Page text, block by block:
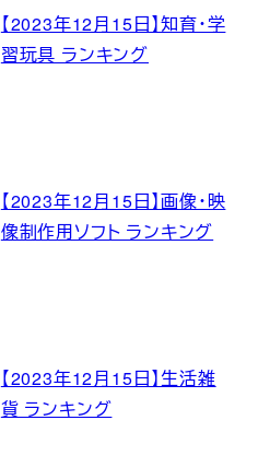
【2023年12月15日】知育・学
習玩具 ランキング
【2023年12月15日】画像・映
像制作用ソフト ランキング
【2023年12月15日】生活雑
貨 ランキング